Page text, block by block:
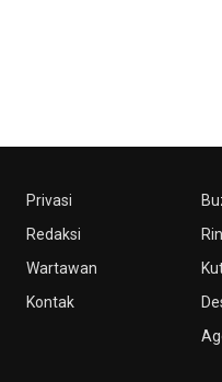
Privasi
Redaksi
Wartawan
Kontak